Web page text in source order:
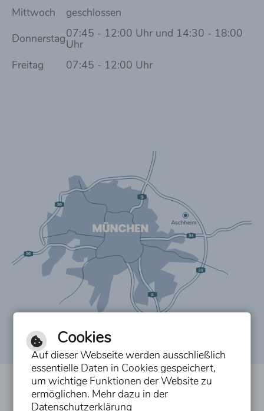
Mittwoch
geschlossen
Donnerstag07:45 - 12:00 Uhr und 14:30 - 18:00
Uhr
Freitag
07:45 - 12:00 Uhr
Inhalt
Cookies
Auf dieser Webseite werden ausschließlich
essentielle Daten in Cookies gespeichert,
um wichtige Funktionen der Website zu
ermöglichen. Mehr dazu in der
Datenschutzerklärung